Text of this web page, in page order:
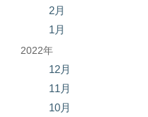
2月
1月
2022年
12月
11月
10月